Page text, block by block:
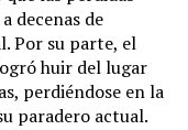
decenas de
Por su parte, el
huir del lugar
perdiéndose en la
paradero actual.